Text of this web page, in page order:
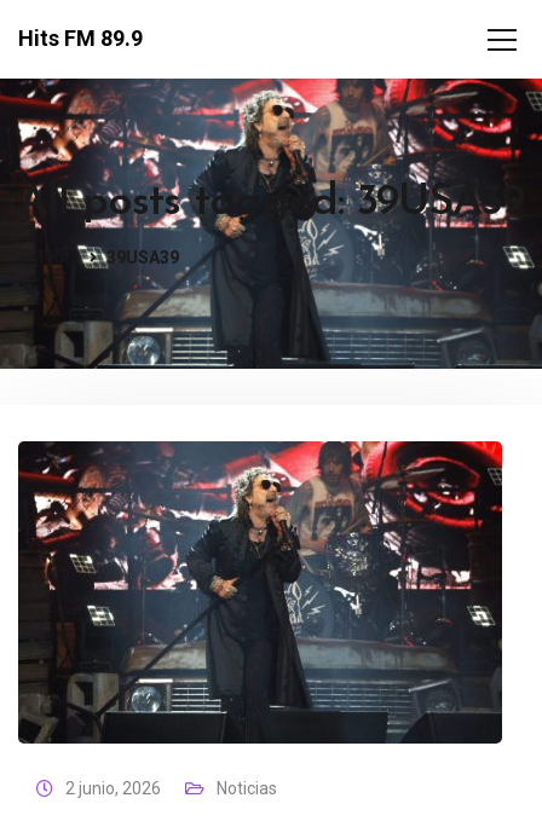
Hits FM 89.9
All posts tagged: 39USA39
FM Hits 39USA39
2 junio, 2026 Noticias